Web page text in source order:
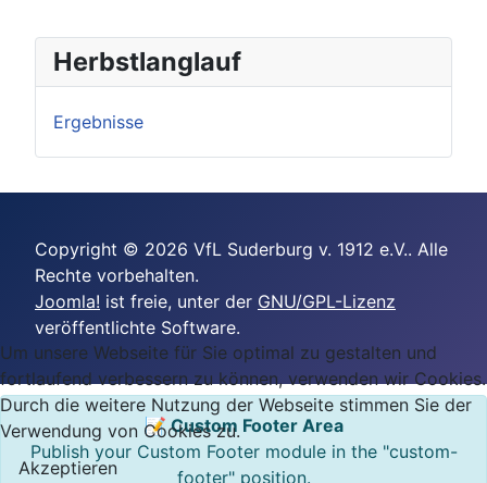
Herbstlanglauf
Ergebnisse
Copyright © 2026 VfL Suderburg v. 1912 e.V.. Alle
Rechte vorbehalten.
Joomla! ist freie, unter der GNU/GPL-Lizenz
veröffentlichte Software.
Um unsere Webseite für Sie optimal zu gestalten und
fortlaufend verbessern zu können, verwenden wir Cookies.
Durch die weitere Nutzung der Webseite stimmen Sie der
Verwendung von Cookies zu.
Akzeptieren
📝 Custom Footer Area
Publish your Custom Footer module in the "custom-
footer" position.